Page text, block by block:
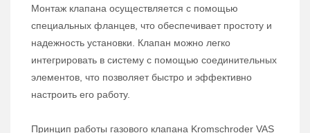
Монтаж клапана осуществляется с помощью
специальных фланцев, что обеспечивает простоту и
надежность установки. Клапан можно легко
интегрировать в систему с помощью соединительных
элементов, что позволяет быстро и эффективно
настроить его работу.
Принцип работы газового клапана Kromschroder VAS